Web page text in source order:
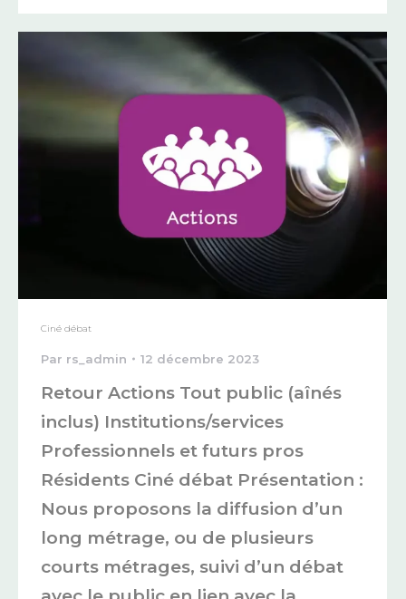
Ciné débat
Par rs_admin 12 décembre 2023
Retour Actions Tout public (aînés
inclus) Institutions/services
Professionnels et futurs pros
Résidents Ciné débat Présentation :
Nous proposons la diffusion d’un
long métrage, ou de plusieurs
courts métrages, suivi d’un débat